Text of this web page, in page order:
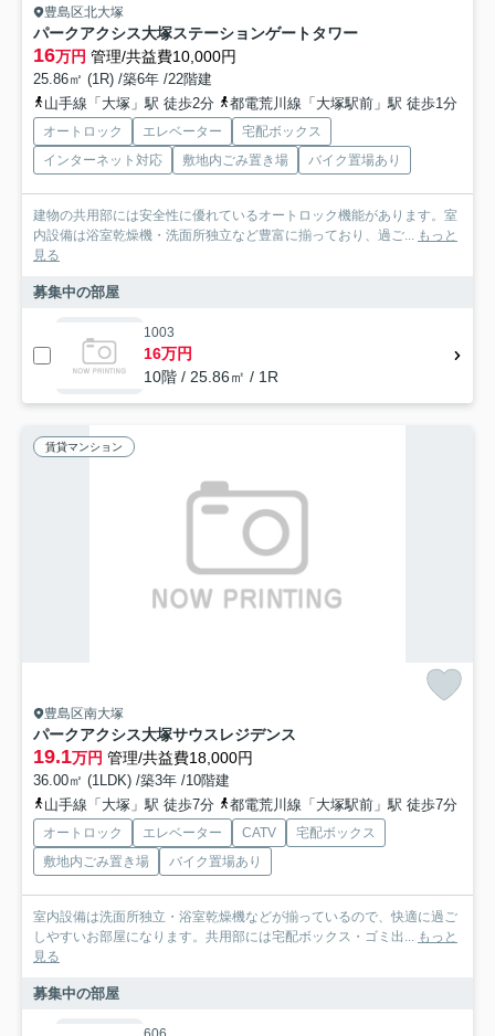
豊島区北大塚
パークアクシス大塚ステーションゲートタワー
16万円 管理/共益費10,000円
25.86㎡ (1R) /築6年 /22階建
山手線「大塚」駅 徒歩2分
都電荒川線「大塚駅前」駅 徒歩1分
オートロック エレベーター
宅配ボックス
インターネット対応
敷地内ごみ置き場 バイク置場あり
建物の共用部には安全性に優れているオートロック機能があります。室
内設備は浴室乾燥機・洗面所独立など豊富に揃っており、過ご... もっと
見る
募集中の部屋
1003
16万円
10階 / 25.86㎡ / 1R
賃貸マンション
豊島区南大塚
パークアクシス大塚サウスレジデンス
19.1万円 管理/共益費18,000円
36.00㎡ (1LDK) /築3年 /10階建
山手線「大塚」駅 徒歩7分
都電荒川線「大塚駅前」駅 徒歩7分
オートロック エレベーター CATV
宅配ボックス
敷地内ごみ置き場
バイク置場あり
室内設備は洗面所独立・浴室乾燥機などが揃っているので、快適に過ご
しやすいお部屋になります。共用部には宅配ボックス・ゴミ出... もっと
見る
募集中の部屋